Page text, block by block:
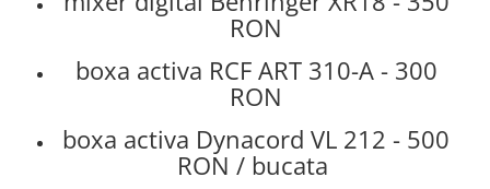
Accesorii Pick-up si Vinyl
RON
boxa activa RCF ART 310-A - 300
RON
boxa activa Dynacord VL 212 - 500
RON / bucata